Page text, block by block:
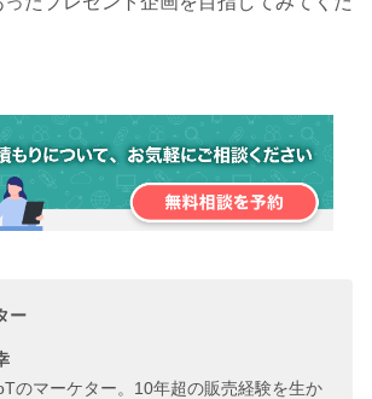
ー
のマーケター。10年超の販売経験を生か